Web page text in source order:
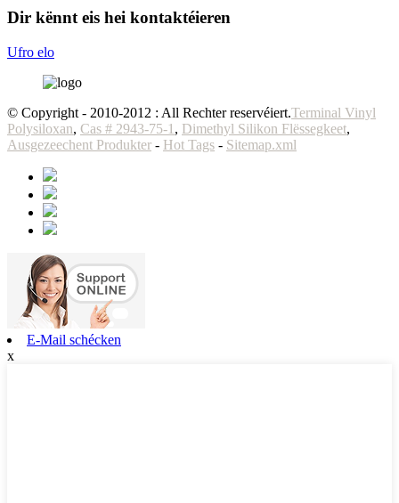
Dir kënnt eis hei kontaktéieren
Ufro elo
© Copyright - 2010-2012 : All Rechter reservéiert.Terminal Vinyl
Polysiloxan, Cas # 2943-75-1 , Dimethyl Silikon Flëssegkeet,
Ausgezeechent Produkter - Hot Tags - Sitemap.xml
E-Mail schécken
x